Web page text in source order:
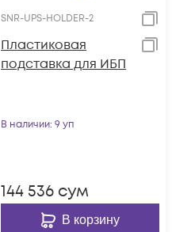
SNR-UPS-HOLDER-2
Пластиковая
подставка для ИБП
В наличии: 9 уп
144 536 сум
В корзину